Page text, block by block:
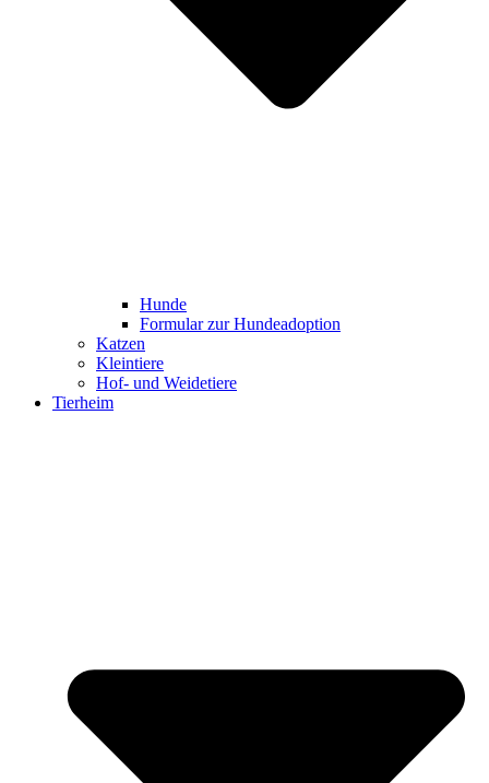
Hunde
Formular zur Hundeadoption
Katzen
Kleintiere
Hof- und Weidetiere
Tierheim